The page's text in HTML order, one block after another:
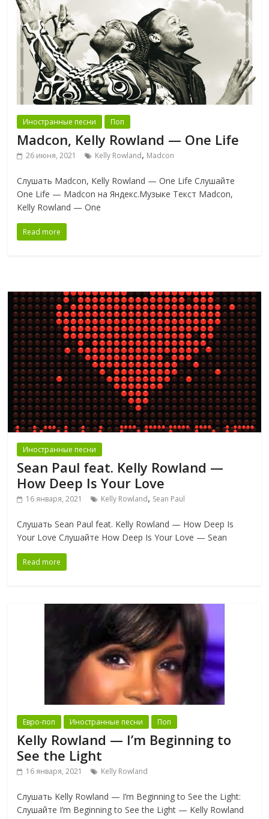
Иностранные песни Поп
Madcon, Kelly Rowland — One Life
26 июня, 2021 Kelly Rowland, Madcon
Слушать Madcon, Kelly Rowland — One Life Слушайте
One Life — Madcon на Яндекс.Музыке Текст Madcon,
Kelly Rowland — One
Read more
Иностранные песни
Sean Paul feat. Kelly Rowland —
How Deep Is Your Love
16 января, 2021 Kelly Rowland, Sean Paul
Слушать Sean Paul feat. Kelly Rowland — How Deep Is
Your Love Слушайте How Deep Is Your Love — Sean
Read more
Евро-поп Иностранные песни Поп
Kelly Rowland — I’m Beginning to
See the Light
16 января, 2021 Kelly Rowland
Слушать Kelly Rowland — I’m Beginning to See the Light:
Слушайте I’m Beginning to See the Light — Kelly Rowland